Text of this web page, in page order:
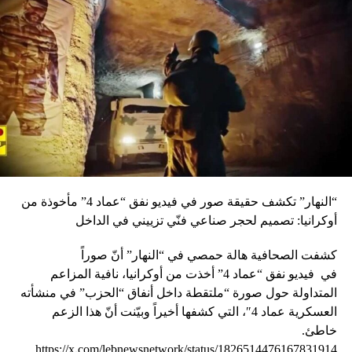
راحتهم، انما لا تقربوا الاستقرار المالي والنقدي والعلاقة مع البنك
الدولي. وفي الجلسة الصباحية للمجلس امس، سئل الرئيس
الحريري عن رأيه بجلسة اول من امس، فقال: لقد كانت جيدة،
واكيد كان هناك عرض عضلات كلامية. النائب فريد بستاني عضو
تكتل لبنان القوي ايّد الموازنة بصفتها «موازنة الضرورة» وليست
موازنة اصلاح ونهوض. وانتقد النائب شامل روكز عضو كتلة لبنان
القوي، وهو الصهر الثاني للرئيس ميشال عون، مشروع الموازنة،
وقال: نحن كنواب علينا المحاسبة على الصفقات التي ستؤدي
الى تصفية موارد لبنان والمحاسبة على محاولة تلزيم لبنان
للاطراف الخارجية من اجل التموّن بالعملات الاجنبية وعلى
الخسائر المتراكمة جراء مخالفة قانون المحاسبة العمومية وعدم
تدقيق الحسابات. وقال: اخطر ما في هذه الموازنة استهدافها
ذوي الدخل المحدود، بالرسوم التي لا مبرر لها، بينما تموّل
جمعيات وهمية من حساب الدولة وتدفع مبالغ خيالية لمبان
حكومية مستأجرة.
RELATED TOPICS:
“النهار” تكشف حقيقة صور في فيديو نفق “عماد 4” مأخوذة من
أوكرانيا: تصميم لحجر صناعي فنّي تزييني في الداخل
كشفت الصحافية هالة حمصي في “النهار” أنّ صوراً
في فيديو
نفق “عماد 4” أخذت من أوكرانيا، نافية المزاعم
المتداولة حول صورة “ملتقطة داخل أنفاق “الحزب” في منشأته
العسكرية عماد 4″، التي كشفها أخيراً وبيّنت أنّ هذا الزعم
خاطئ.
https://x.com/lebnewsnetwork/status/1826514476167831914